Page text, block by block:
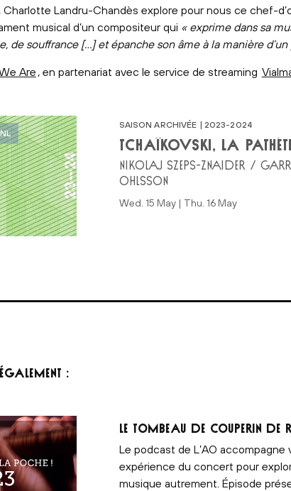
Charlotte Landru-Chandès explore pour nous ce chef-
musical d’un compositeur qui « exprime dans sa
de souffrance […] et épanche son âme à la manière d’un
Are , en partenariat avec le service de streaming
SAISON ARCHIVÉE | 2023-2024
TCHAÏKOVSKI, LA
NIKOLAJ SZEPS-ZNAIDER /
OHLSSON
Wed. 15 May | Thu. 16 May
:
Le Tombeau de Couperin de
Le podcast de L’AO accompagne
expérience du concert pour
musique autrement. Épisode